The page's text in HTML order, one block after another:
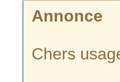
Annonce
Chers